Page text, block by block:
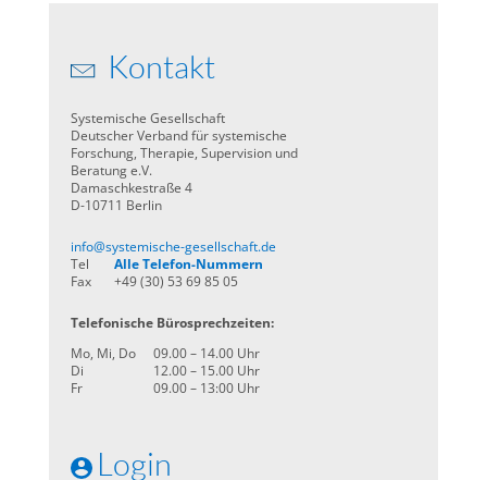
Kontakt
Systemische Gesellschaft
Deutscher Verband für systemische
Forschung, Therapie, Supervision und
Beratung e.V.
Damaschkestraße 4
D-10711 Berlin
info@systemische-gesellschaft.de
Tel
Alle Telefon-Nummern
Fax
+49 (30) 53 69 85 05
Telefonische Bürosprechzeiten:
Mo, Mi, Do
09.00 – 14.00 Uhr
Di
12.00 – 15.00 Uhr
Fr
09.00 – 13:00 Uhr
Login